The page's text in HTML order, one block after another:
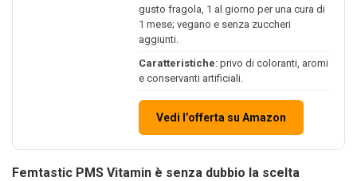
gusto fragola, 1 al giorno per una cura di
1 mese; vegano e senza zuccheri
aggiunti.
Caratteristiche: privo di coloranti, aromi
e conservanti artificiali.
Vedi l’offerta su Amazon
Femtastic PMS Vitamin è senza dubbio la scelta